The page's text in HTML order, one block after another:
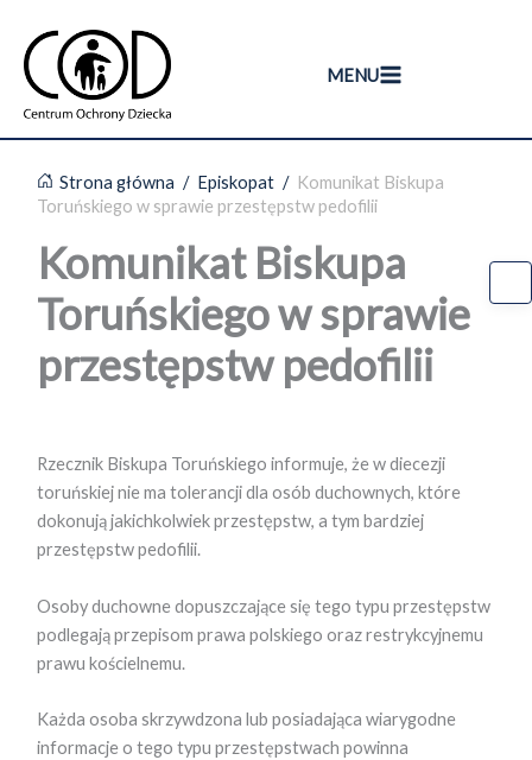
treści
MENU
Strona główna / Episkopat / Komunikat Biskupa
Toruńskiego w sprawie przestępstw pedofilii
Komunikat Biskupa
Toruńskiego w sprawie
przestępstw pedofilii
Rzecznik Biskupa Toruńskiego informuje, że w diecezji
toruńskiej nie ma tolerancji dla osób duchownych, które
dokonują jakichkolwiek przestępstw, a tym bardziej
przestępstw pedofilii.
Osoby duchowne dopuszczające się tego typu przestępstw
podlegają przepisom prawa polskiego oraz restrykcyjnemu
prawu kościelnemu.
Każda osoba skrzywdzona lub posiadająca wiarygodne
informacje o tego typu przestępstwach powinna